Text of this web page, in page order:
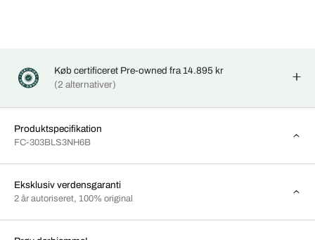
Køb certificeret Pre-owned fra 14.895 kr
(2 alternativer)
Produktspecifikation
FC-303BLS3NH6B
Eksklusiv verdensgaranti
2 år autoriseret, 100% original